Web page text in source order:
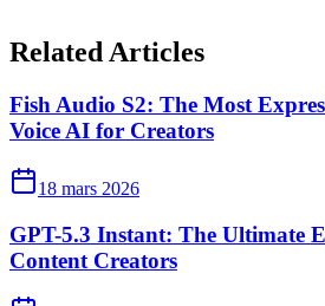
Related Articles
Fish Audio S2: The Most
Voice AI for Creators
18 mars 2026
GPT-5.3 Instant: The Ultimate
Content Creators